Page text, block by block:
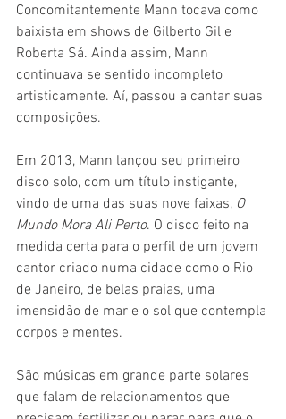
Concomitantemente Mann tocava como
baixista em shows de Gilberto Gil e
Roberta Sá. Ainda assim, Mann
continuava se sentido incompleto
artisticamente. Aí, passou a cantar suas
composições.
Em 2013, Mann lançou seu primeiro
disco solo, com um título instigante,
vindo de uma das suas nove faixas, O
Mundo Mora Ali Perto. O disco feito na
medida certa para o perfil de um jovem
cantor criado numa cidade como o Rio
de Janeiro, de belas praias, uma
imensidão de mar e o sol que contempla
corpos e mentes.
São músicas em grande parte solares
que falam de relacionamentos que